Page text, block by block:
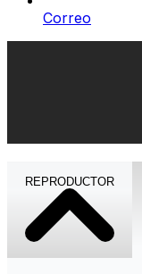
Correo
REPRODUCTOR